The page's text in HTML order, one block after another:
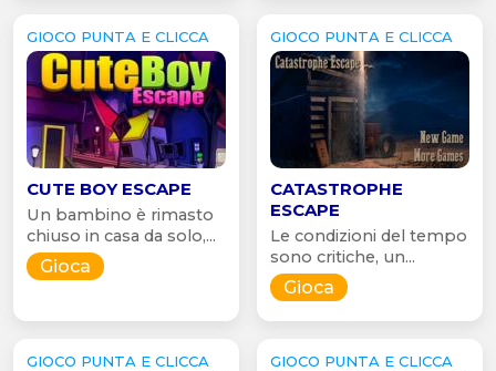
GIOCO PUNTA E CLICCA
CUTE BOY ESCAPE
Un bambino è rimasto
chiuso in casa da solo,...
Gioca
GIOCO PUNTA E CLICCA
CATASTROPHE
ESCAPE
Le condizioni del tempo
sono critiche, un...
Gioca
GIOCO PUNTA E CLICCA GIOCO PUNTA E CLICCA